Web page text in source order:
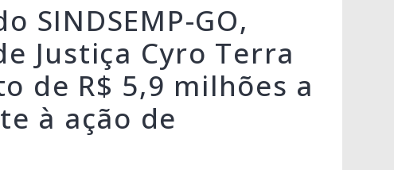
SINDSEMP-GO,
Justiça Cyro Terra
de R$ 5,9 milhões a
à ação de